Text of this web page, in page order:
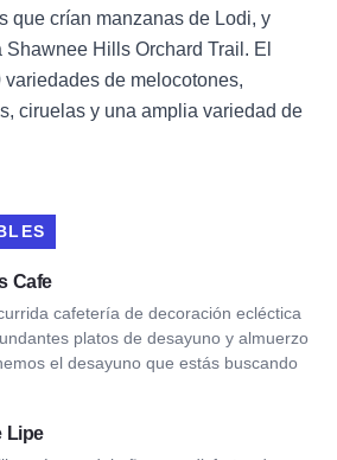
que crían manzanas de Lodi, y
Hills Orchard Trail. El
de melocotones,
ciruelas y una amplia variedad de
Cafe
cafetería de decoración ecléctica
platos de desayuno y almuerzo
el desayuno que estás buscando
Lipe